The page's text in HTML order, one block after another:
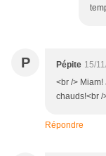
P Pépite 15/
<br />
chauds!<br /
Répondre